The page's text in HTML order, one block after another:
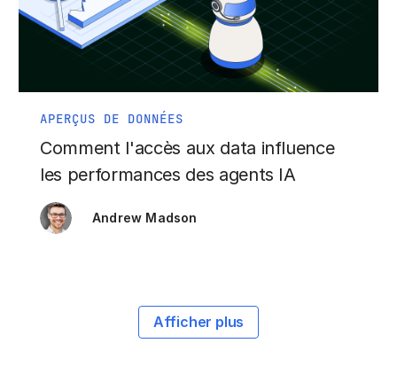
APERÇUS DE DONNÉES
Comment l'accès aux data influence
les performances des agents IA
Andrew Madson
Afficher plus